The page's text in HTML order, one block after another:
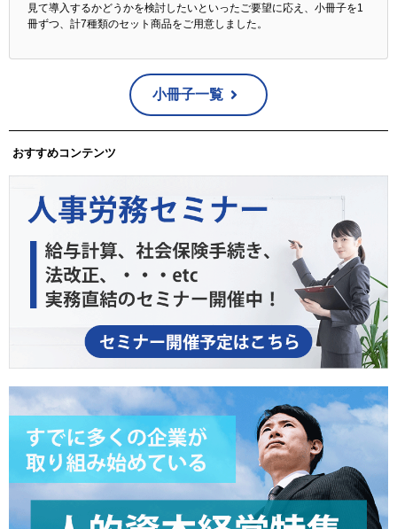
見て導入するかどうかを検討したいといったご要望に応え、小冊子を1
冊ずつ、計7種類のセット商品をご用意しました。
小冊子一覧
おすすめコンテンツ